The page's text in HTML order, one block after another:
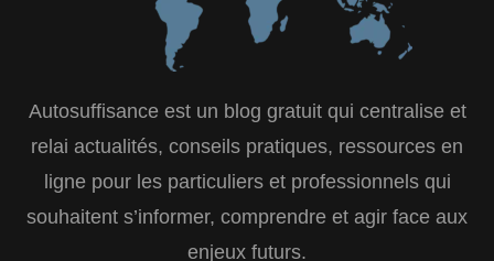
Autosuffisance est un blog gratuit qui centralise et
relai actualités, conseils pratiques, ressources en
ligne pour les particuliers et professionnels qui
souhaitent s’informer, comprendre et agir face aux
enjeux futurs.